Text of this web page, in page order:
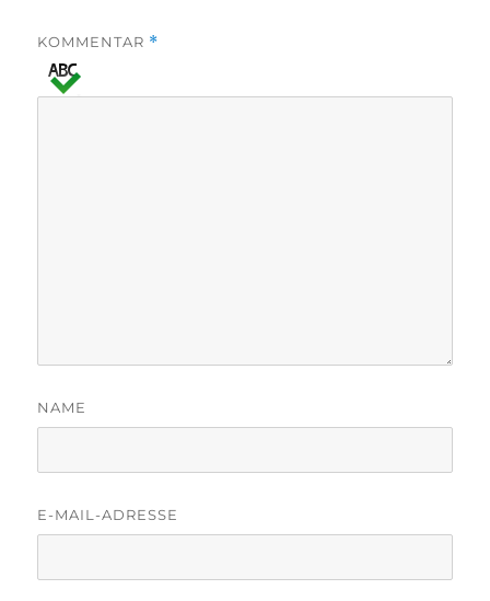
KOMMENTAR *
NAME
E-MAIL-ADRESSE